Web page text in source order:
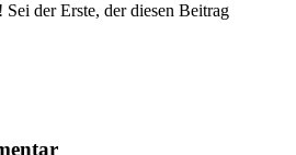
der Erste, der diesen Beitrag